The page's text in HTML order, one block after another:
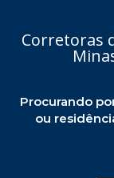
Corretoras
Procurando
ou